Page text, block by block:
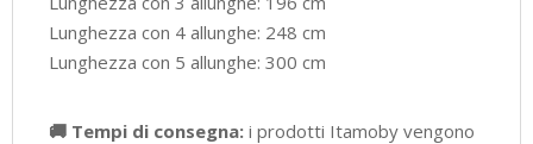
Lunghezza con 4 allunghe: 248 cm
Lunghezza con 5 allunghe: 300 cm
🚚 Tempi di consegna: i prodotti Itamoby vengono